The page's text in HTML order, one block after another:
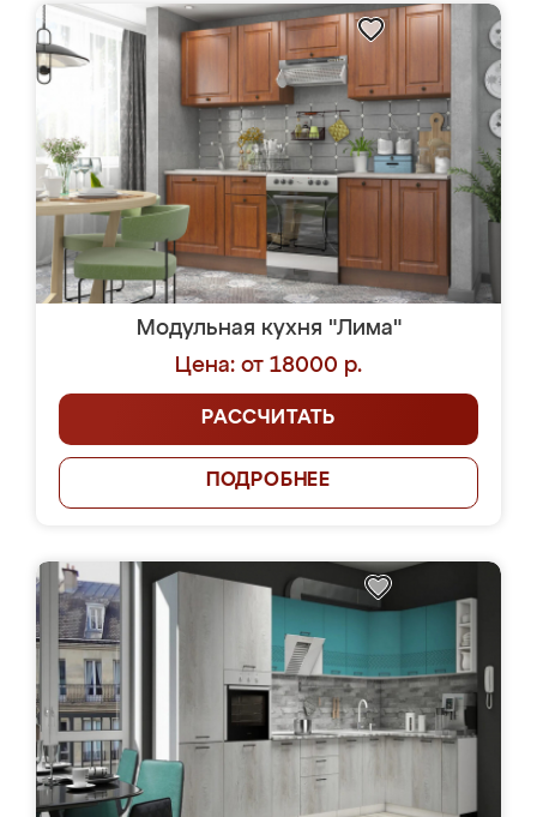
Модульная кухня "Лима"
Цена: от 18000 р.
РАССЧИТАТЬ
ПОДРОБНЕЕ